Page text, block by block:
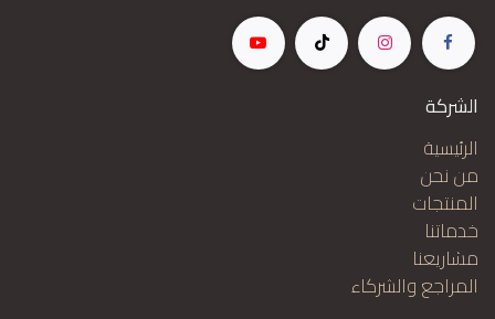
الشركة
الرئيسية
من نحن
المنتجات
خدماتنا
مشاريعنا
المراجع والشركاء